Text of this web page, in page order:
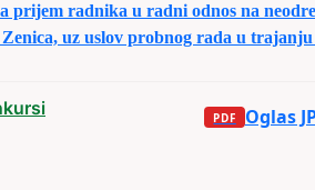
prijem radnika u radni odnos na
uz uslov probnog rada u trajanju
Oglas